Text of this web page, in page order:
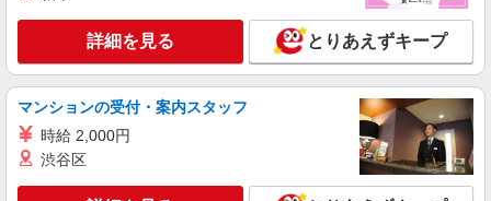
詳細を見る とりあえずキープ
マンションの受付・案内スタッフ
時給 2,000円
渋谷区